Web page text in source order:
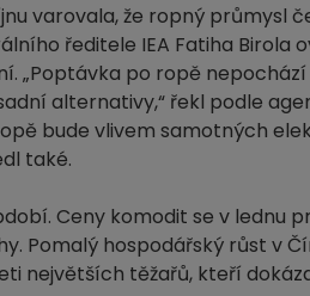
varovala, že ropný průmysl
ředitele IEA Fatiha
„Poptávka po ropě
alternativy,“ řekl podle
bude vlivem samotných
také.
Ceny komodit se v
Pomalý hospodářský růst v
největších těžařů, kteří